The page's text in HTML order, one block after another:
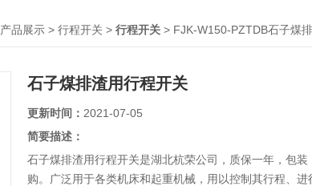
产品展示 > 行程开关 > 行程开关 > FJK-W150-PZTDB石子煤
石子煤排渣用行程开关
更新时间： 2021-07-05
简要描述：
石子煤排渣用行程开关是湖北杭荣公司，质保一年，包装
购。广泛用于各类机床和起重机械，用以控制其行程、进